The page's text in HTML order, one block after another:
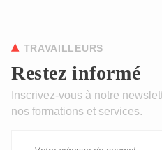
Restez informé
TRAVAILLEURS
Inscrivez-vous à notre
nos formations et services.